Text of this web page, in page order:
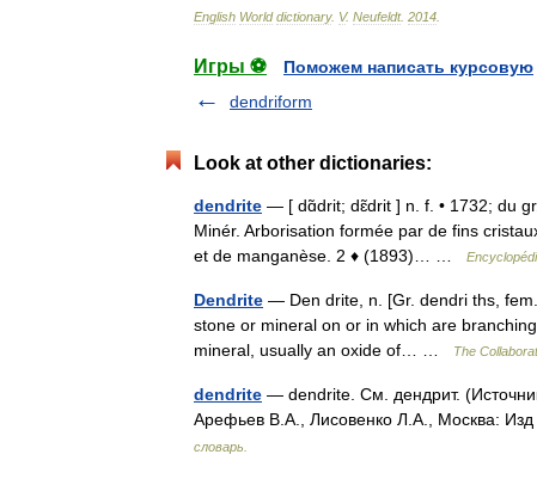
English World dictionary. V. Neufeldt. 2014
Игры ⚽
Поможем написать курсовую
dendriform
Look at other dictionaries:
dendrite — [ dɑ̃drit; dɛ̃drit ] n. f. • 1732; du
Minér. Arborisation formée par de fins
et de manganèse. 2 ♦ (1893)… …
Dendrite — Den drite, n. [Gr. dendri ths,
stone or mineral on or in which are
mineral, usually an oxide of… …
The
dendrite — dendrite. См. дендрит.
Арефьев В.А., Лисовенко Л.А., Москва:
словарь.